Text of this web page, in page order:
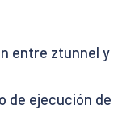
entre ztunnel y
de ejecución de